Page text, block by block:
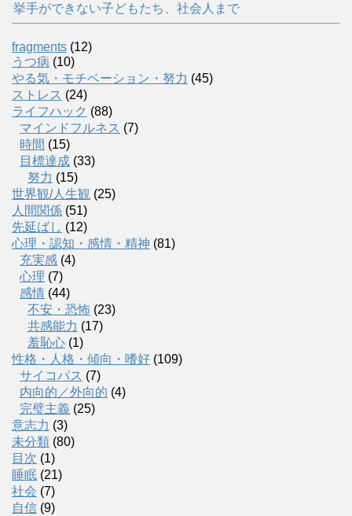
挙手ができない子どもたち、社会人まで
fragments (12)
うつ病 (10)
やる気・モチベーション・努力 (45)
ストレス (24)
ライフハック (88)
マインドフルネス (7)
時間 (15)
目標達成 (33)
努力 (15)
世界観/人生観 (25)
人間関係 (51)
先延ばし (12)
心理・認知・感情・精神 (81)
充実感 (4)
心理 (7)
感情 (44)
不安・恐怖 (23)
共感能力 (17)
羞恥心 (1)
性格・人格・傾向・嗜好 (109)
サイコパス (7)
内向的／外向的 (4)
完璧主義 (25)
意志力 (3)
未分類 (80)
目次 (1)
睡眠 (21)
社会 (7)
自信 (9)